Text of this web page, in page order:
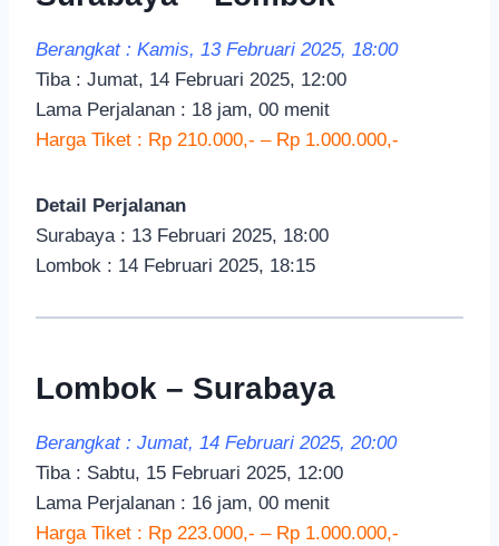
Berangkat : Kamis, 13 Februari 2025, 18:00
Tiba : Jumat, 14 Februari 2025, 12:00
Lama Perjalanan : 18 jam, 00 menit
Harga Tiket : Rp 210.000,- – Rp 1.000.000,-
Detail Perjalanan
Surabaya : 13 Februari 2025, 18:00
Lombok : 14 Februari 2025, 18:15
Lombok – Surabaya
Berangkat : Jumat, 14 Februari 2025, 20:00
Tiba : Sabtu, 15 Februari 2025, 12:00
Lama Perjalanan : 16 jam, 00 menit
Harga Tiket : Rp 223.000,- – Rp 1.000.000,-